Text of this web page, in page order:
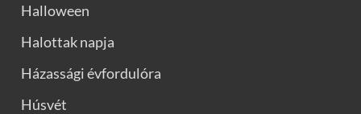
Halloween
Halottak napja
Házassági évfordulóra
Húsvét